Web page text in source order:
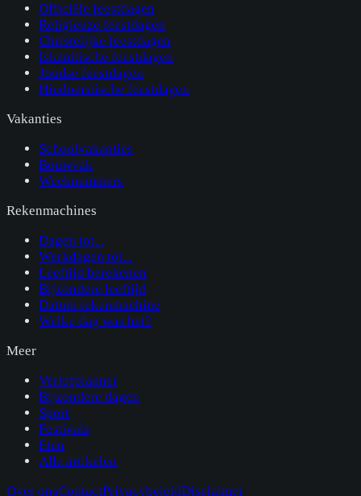
Officiële feestdagen
Religieuze feestdagen
Christelijke feestdagen
Islamitische feestdagen
Joodse feestdagen
Hindoeïstische feestdagen
Vakanties
Schoolvakanties
Bouwvak
Weeknummers
Rekenmachines
Dagen tot...
Werkdagen tot...
Leeftijd berekenen
Bijzondere leeftijd
Datum rekenmachine
Welke dag was het?
Meer
Verlofplanner
Bijzondere dagen
Sport
Festivals
Eten
Alle artikelen
Over onsContactPrivacybeleidDisclaimer